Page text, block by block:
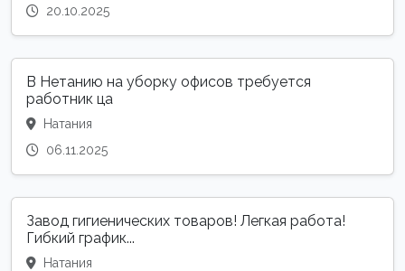
20.10.2025
В Нетанию на уборку офисов требуется
работник ца
Натания
06.11.2025
Завод гигиенических товаров! Легкая работа!
Гибкий график...
Натания